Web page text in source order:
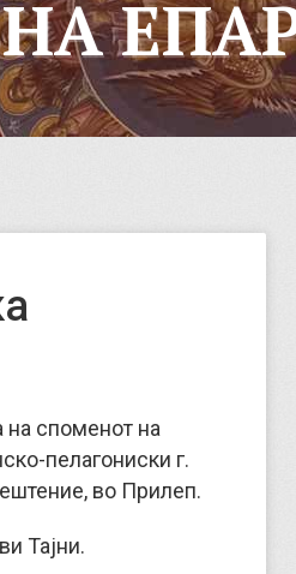
на споменот на
пелагониски г.
во Прилеп.
Тајни.